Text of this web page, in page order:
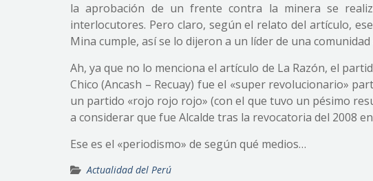
la aprobación de un frente contra la minera se
interlocutores. Pero claro, según el relato del artículo,
Mina cumple, así se lo dijeron a un líder de una comunidad
Ah, ya que no lo menciona el artículo de La Razón, el
Chico (Ancash – Recuay) fue el «super revolucionario»
un partido «rojo rojo rojo» (con el que tuvo un pésimo
a considerar que fue Alcalde tras la revocatoria del 2008
Ese es el «periodismo» de según qué medios…
Actualidad del Perú